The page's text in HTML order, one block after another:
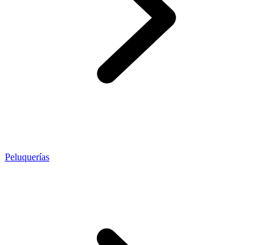
Peluquerías